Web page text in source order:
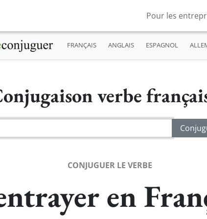
Pour les
FRANÇAIS ANGLAIS ESPAGNOL
verbe
CONJUGUER LE VERBE
en